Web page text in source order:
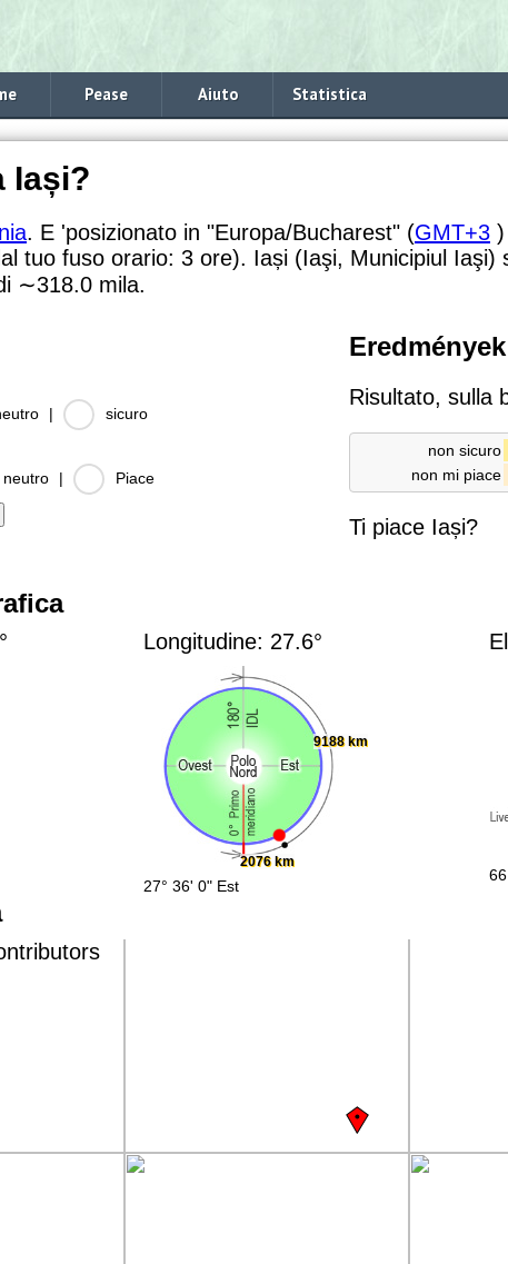
Pease Aiuto Statistica
Iași?
. E 'posizionato in "Europa/Bucharest" (GMT+3
tuo fuso orario: 3 ore). Iași (Iaşi, Municipiul Iaşi)
∼318.0 mila.
|
sicuro
neutro | Piace
Eredmények
Risultato, sulla
non sicuro
non mi piace
Ti piace Iași?
Longitudine: 27.6°
2076 km
9188 km
27° 36' 0" Est